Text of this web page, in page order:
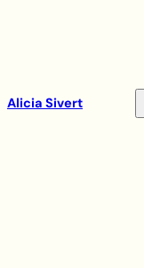
Alicia Sivert